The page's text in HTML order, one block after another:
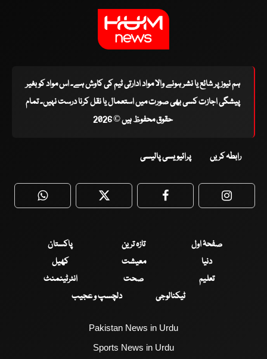
ہم نیوز پر شائع یا نشر ہونے والا مواد ادارتی ٹیم کی کاوش ہے۔ اس مواد کو بغیر
پیشگی اجازت کسی بھی صورت میں استعمال یا نقل کرنا درست نہیں۔ تمام
حقوق محفوظ ہیں © 2026
رابطہ کریں پرائیویسی پالیسی
WhatsApp Twitter Facebook
صفحۂ اول تازہ ترین
پاکستان
دنیا
معیشت
کھیل
تعلیم
صحت
انٹرٹینمنٹ
ٹیکنالوجی
دلچسپ و عجیب
Pakistan News in Urdu
Sports News in Urdu